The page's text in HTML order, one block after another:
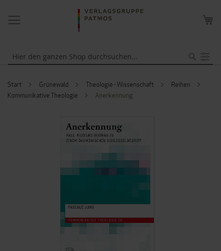
NAVIGATION
UMSCHALTEN
Start Grünewald Theologie - Wissenschaft
Reihen
Kommunikative Theologie
Anerkennung
ENDE
DER
BILDERGALERIE
SPRINGEN